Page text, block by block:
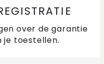
over de garantie
je toestellen.